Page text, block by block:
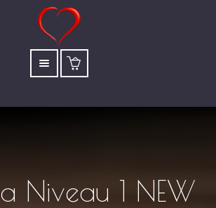
Niveau 1 NEW